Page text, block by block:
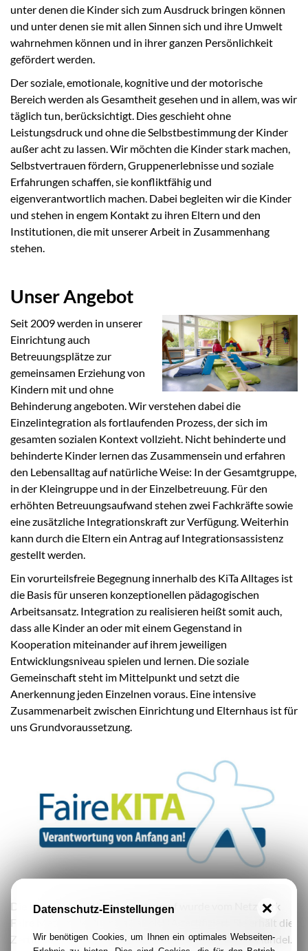
unter denen die Kinder sich zum Ausdruck bringen können
und unter denen sie mit allen Sinnen sich und ihre Umwelt
wahrnehmen können und in ihrer ganzen Persönlichkeit
gefördert werden.
Der soziale, emotionale, kognitive und der motorische
Bereich werden als Gesamtheit gesehen und in allem, was wir
täglich tun, berücksichtigt. Dies geschieht ohne
Leistungsdruck und ohne die Selbstbestimmung der Kinder
außer acht zu lassen. Wir möchten die Kinder stark machen,
Selbstvertrauen fördern, Gruppenerlebnisse und soziale
Erfahrungen schaffen, sie konfliktfähig und
eigenverantwortlich machen. Dabei begleiten wir die Kinder
und stehen in engem Kontakt zu ihren Eltern und den
Institutionen, die mit unserer Arbeit in Zusammenhang
stehen.
Unser Angebot
Seit 2009 werden in unserer
Einrichtung auch
Betreuungsplätze zur
gemeinsamen Erziehung von
Kindern mit und ohne
Behinderung angeboten. Wir verstehen dabei die
Einzelintegration als fortlaufenden Prozess, der sich im
gesamten sozialen Kontext vollzieht. Nicht behinderte und
behinderte Kinder lernen das Zusammensein und erfahren
den Lebensalltag auf natürliche Weise: In der Gesamtgruppe,
in der Kleingruppe und in der Einzelbetreuung. Für den
erhöhten Betreuungsaufwand stehen zwei Fachkräfte sowie
eine zusätzliche Integrationskraft zur Verfügung. Weiterhin
kann durch die Eltern ein Antrag auf Integrationsassistenz
gestellt werden.
Ein vorurteilsfreie Begegnung innerhalb des KiTa Alltages ist
die Basis für unseren konzeptionellen pädagogischen
Arbeitsansatz. Integration zu realisieren heißt somit auch,
dass alle Kinder an oder mit einem Gegenstand in
Kooperation miteinander auf ihrem jeweiligen
Entwicklungsniveau spielen und lernen. Die soziale
Gemeinschaft steht im Mittelpunkt und setzt die
Anerkennung jeden Einzelnen voraus. Eine intensive
Zusammenarbeit zwischen Einrichtung und Elternhaus ist für
uns Grundvoraussetzung.
Die Kindertagesstätte Langstrumpf wurde vom Netzwerk
Faire Metropole Ruhr als FaireKITA zertifiziert. Sie erhält die
Zertifizierung für ihr Engagement zum Thema Fairer Handel.
Datenschutz-Einstellungen
Wir benötigen Cookies, um Ihnen ein optimales Webseiten-